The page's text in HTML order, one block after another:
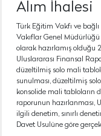
Alım İhalesi
Türk Eğitim Vakfı ve
Vakıflar Genel
olarak hazırlamış olduğu
Uluslararası Finansal
düzeltilmiş solo mali
sunulması, düzeltilmiş
konsolide mali tabloların
raporunun hazırlanması,
ilgili denetim, sınırlı
Davet Usulüne göre